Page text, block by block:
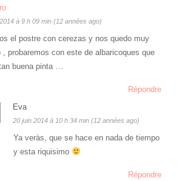
à 9 h 09 min (12 années ago)
el postre con cerezas y nos quedo muy
, probaremos con este de albaricoques que
buena pinta …
Répondre
Eva
20 juin 2014 à 10 h 34 min (12 années ago)
Ya veràs, que se hace en nada de tiempo
y esta riquisimo
Répondre